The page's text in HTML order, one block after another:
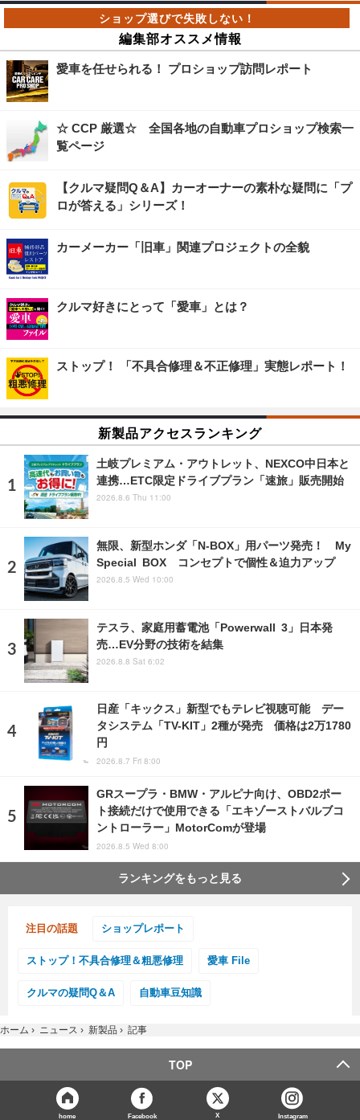
編集部オススメ情報
愛車を任せられる！ プロショップ訪問レポート
☆ CCP 厳選☆ 全国各地の自動車プロショップ検索一
覧ページ
【クルマ疑問Q＆A】カーオーナーの素朴な疑問に「プ
ロが答える」シリーズ！
カーメーカー「旧車」関連プロジェクトの全貌
クルマ好きにとって「愛車」とは？
ストップ！ 「不具合修理＆不正修理」実態レポート！
新製品アクセスランキング
土岐プレミアム・アウトレット、NEXCO中日本と
連携…ETC限定ドライブプラン「速旅」販売開始
2026.8.6 Thu 11:00
無限、新型ホンダ「N-BOX」用パーツ発売！ My
Special BOX コンセプトで個性＆迫力アップ
2026.8.5 Wed 10:00
テスラ、家庭用蓄電池「Powerwall 3」日本発
売…EV分野の技術を結集
2026.8.8 Sat 6:02
日産「キックス」新型でもテレビ視聴可能 デー
タシステム「TV-KIT」2種が発売 価格は2万1780
円
2026.8.7 Fri 8:00
GRスープラ・BMW・アルピナ向け、OBD2ポー
ト接続だけで使用できる「エキゾーストバルブコ
ントローラー」MotorComが登場
2026.8.5 Wed 8:00
ランキングをもっと見る
注目の話題 ショップレポート
ストップ！不具合修理＆粗悪修理 愛車 File
クルマの疑問Q＆A 自動車豆知識
ホーム › ニュース › 新製品 › 記事
TOP
home Facebook X Instagram